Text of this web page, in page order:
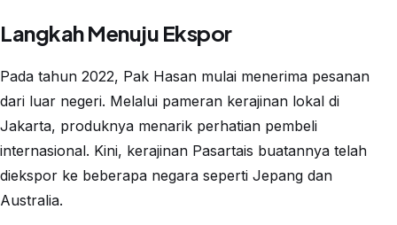
Langkah Menuju Ekspor
Pada tahun 2022, Pak Hasan mulai menerima pesanan
dari luar negeri. Melalui pameran kerajinan lokal di
Jakarta, produknya menarik perhatian pembeli
internasional. Kini, kerajinan Pasartais buatannya telah
diekspor ke beberapa negara seperti Jepang dan
Australia.